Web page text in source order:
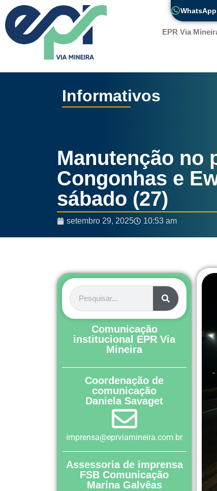
EPR Via
Informativos
Ano II – Edição 7 –
Manutenção no
Congonhas e
sábado (27)
setembro 29, 2025 10:53 am
Comunicação
institucional EPR Via
Mineira
Coordenação de
comunicação
Daniela Savaget
imprensa@eprviamineira.com.br
Assessoria de imprensa
FSB Comunicação
Marina Galvêas